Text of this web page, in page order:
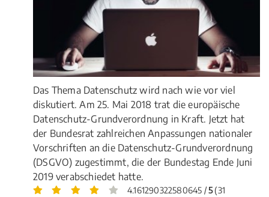
Das Thema Datenschutz wird nach wie vor viel
diskutiert. Am 25. Mai 2018 trat die europäische
Datenschutz-Grundverordnung in Kraft. Jetzt hat
der Bundesrat zahlreichen Anpassungen nationaler
Vorschriften an die Datenschutz-Grundverordnung
(DSGVO) zugestimmt, die der Bundestag Ende Juni
2019 verabschiedet hatte.
4.161290322580645 /5(31